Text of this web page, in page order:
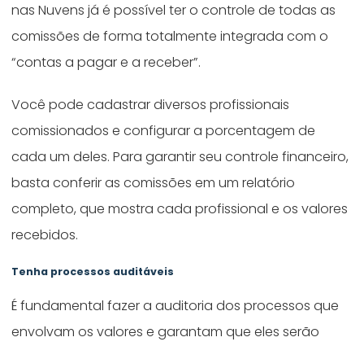
nas Nuvens já é possível ter o controle de todas as
comissões de forma totalmente integrada com o
“contas a pagar e a receber”.
Você pode cadastrar diversos profissionais
comissionados e configurar a porcentagem de
cada um deles. Para garantir seu controle financeiro,
basta conferir as comissões em um relatório
completo, que mostra cada profissional e os valores
recebidos.
Tenha processos auditáveis
É fundamental fazer a auditoria dos processos que
envolvam os valores e garantam que eles serão